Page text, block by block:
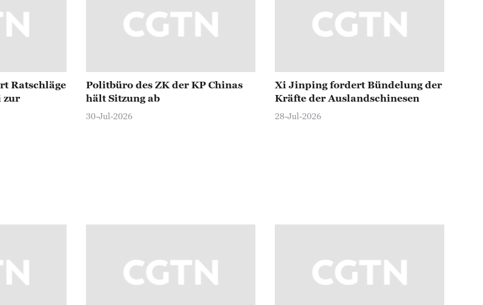
Peter Pellegrini
Ratschläge
zur
Politbüro des ZK der KP Chinas
hält Sitzung ab
30-Jul-2026
Xi Jinping fordert Bündelung der
Kräfte der Auslandschinesen
28-Jul-2026